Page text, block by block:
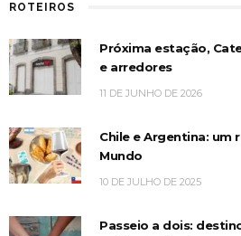
ROTEIROS
Próxima estação,
e arredores
11 DE JUNHO DE 2026
Chile e Argentina: um
Mundo
10 DE JULHO DE 2025
Passeio a dois: